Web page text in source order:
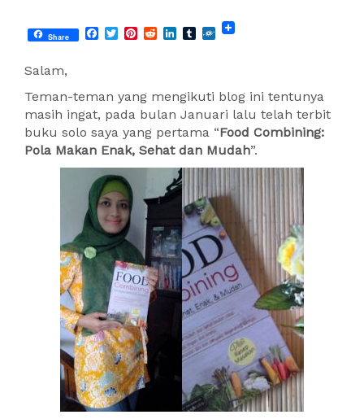
Share Facebook
TwitterPinterest
RedditLinkedIn
Tumblr
Folkd
Salam,
Teman-teman yang mengikuti blog ini tentunya
masih ingat, pada bulan Januari lalu telah terbit
buku solo saya yang pertama “Food Combining:
Pola Makan Enak, Sehat dan Mudah”.